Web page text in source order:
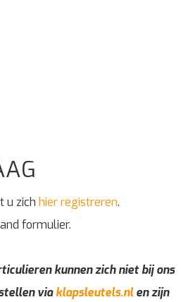
u zich hier registreren.
formulier.
kunnen zich niet bij ons
viaklapsleutels.nlen zijn